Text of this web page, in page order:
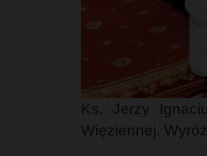
Ks. Jerzy
Więziennej.